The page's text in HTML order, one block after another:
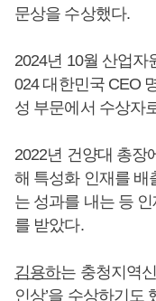
문상을 수상했다.
2024년 10월 산업자
024 대한민국 CEO
성 부문에서 수상자
2022년 건양대 총장
해 특성화 인재를 배
는 성과를 내는 등
를 받았다.
김용하는 충청지역
인상’을 수상하기도